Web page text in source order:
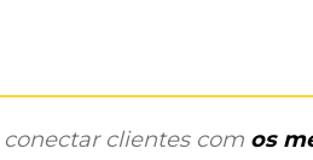
clientes com os